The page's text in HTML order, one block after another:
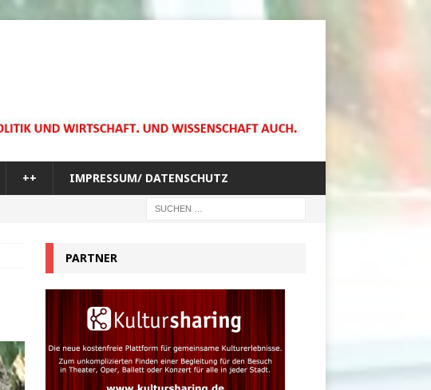
++ IMPRESSUM/ DATENSCHUTZ
PARTNER